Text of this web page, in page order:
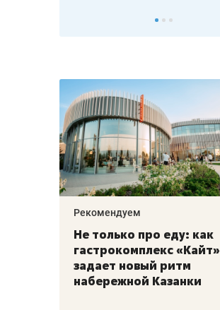
Рекомендуем
Не только про еду: как
гастрокомплекс «Кайт»
задает новый ритм
набережной Казанки